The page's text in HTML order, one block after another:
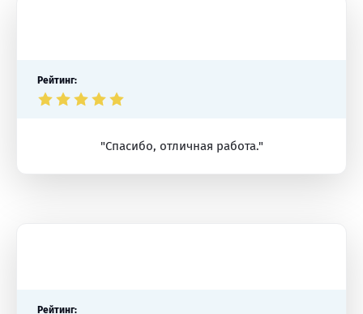
Рейтинг:
"Спасибо, отличная работа."
Рейтинг: